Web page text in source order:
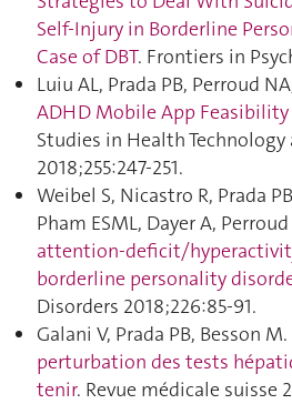
Self-Injury in Borderline
Case of DBT. Frontiers in
Luiu AL, Prada PB, Perroud
ADHD Mobile App
Studies in Health
2018;255:247‑251.
Weibel S, Nicastro R, Prada
Pham ESML, Dayer A,
attention-deficit/
borderline personality
Disorders 2018;226:85‑91.
Galani V, Prada PB, Besson M.
perturbation des tests
tenir. Revue médicale suisse